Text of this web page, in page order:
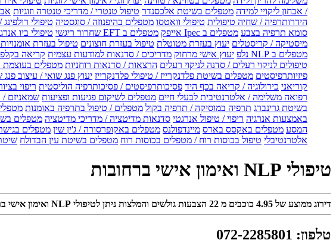
/ אבחון ליקויי למידה מטפלים בשיטת אלכסנדר טיפול טנטרי / מדריכי טנטרה וזוגיות
הידרותרפיה / שחיה טיפולית טיפולי וואטסו מטפלים בהיפנוזה / סוגסטיה טיפולי
סומא תרפיה בצבע מטפלים ב Ipec אייפק מטפלים ב EFT שחרור ריגשי טיפולי ביו
מיסטיקה / קריסטלים יעוץ בעזרת מטוטלת טיפול בעזרת חוצונים טיפול בעזרת
מטפלים ב NLP נלפ
יעוץ אישי מרחוק מדריכים / סדנאות למודעות עצמית קריאה
טיפולים לניקוי רעלים / סדנה לניקוי רעלים הרצאות / סדנאות רוחניות מטפלים בעוצמת
פיזיותרפיסטים מטפלים בשיטת פלדנקרייז / טיפולי פלדנקרייז יעוץ פנג שואי / עיצוב פנג
קוריאני כירולוגיה / קריאה בכף היד פסיכותרפיסטים / פסיכותרפיה הוליסטית ריפוי
רפואה משלימה / אלטרנטיבית לבעלי חיים מטפלים לשיקום פגיעות ופציעות שמאניזם /
בשיטת גרינברג תרפיה במוסיקה / תרפיה בקול מטפלים / טיפול בתרפיה באומנות
באמצעות אנרגיה ריפוי / טיפול אנרגטי סדנאות מדיטציה / מדריכי מדיטציה מטפלים
המסע מטפלים באקסס בארס מיינדפולנס מטפלים באקופרסורה / ג'ין שין מטפלים
אלטרנטיבלי טיפול בכוסות רוח / מטפלים בכוסות רוח מטפלים בשיטת עין הבדולח
טיפולי NLP ואימון אישי ברחובות
דירוג ממוצע של 4.95 כוכבים מ 22 הצבעות גולשים והמלצות ניתן לטיפולי NLP ואימון אישי ברחובות
טלפון:
072-2285801